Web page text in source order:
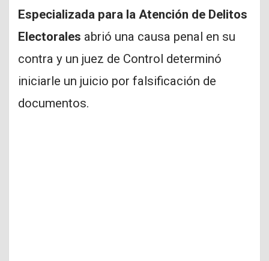
Especializada para la Atención de Delitos
Electorales abrió una causa penal en su
contra y un juez de Control determinó
iniciarle un juicio por falsificación de
documentos.